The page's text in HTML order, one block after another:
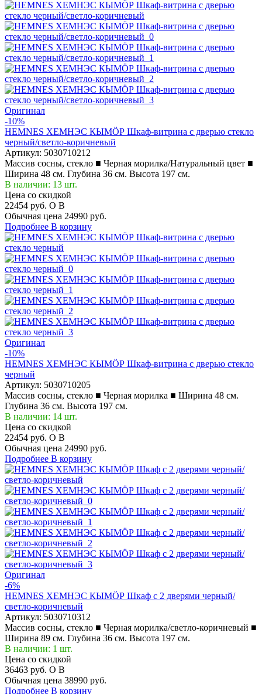
Оригинал
-10%
HEMNES ХЕМНЭС КЫМÖР Шкаф-витрина с дверью стекло
черный/светло-коричневый
Артикул: 5030710212
Массив сосны, стекло ■ Черная морилка/Натуральный цвет ■
Ширина 48 см. Глубина 36 см. Высота 197 см.
В наличии: 13 шт.
Цена со скидкой
22454 руб. O B
Обычная цена 24990 руб.
Подробнее В корзину
Оригинал
-10%
HEMNES ХЕМНЭС КЫМÖР Шкаф-витрина с дверью стекло
черный
Артикул: 5030710205
Массив сосны, стекло ■ Черная морилка ■ Ширина 48 см.
Глубина 36 см. Высота 197 см.
В наличии: 14 шт.
Цена со скидкой
22454 руб. O B
Обычная цена 24990 руб.
Подробнее В корзину
Оригинал
-6%
HEMNES ХЕМНЭС КЫМÖР Шкаф с 2 дверями черный/
светло-коричневый
Артикул: 5030710312
Массив сосны, стекло ■ Черная морилка/светло-коричневый ■
Ширина 89 см. Глубина 36 см. Высота 197 см.
В наличии: 1 шт.
Цена со скидкой
36463 руб. O B
Обычная цена 38990 руб.
Подробнее В корзину